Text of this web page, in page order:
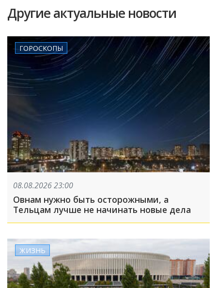
Другие актуальные новости
ГОРОСКОПЫ
08.08.2026 23:00
Овнам нужно быть осторожными, а
Тельцам лучше не начинать новые дела
ЖИЗНЬ